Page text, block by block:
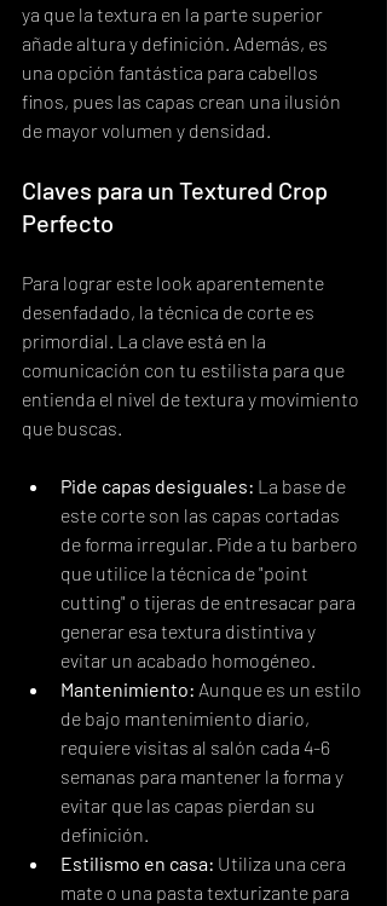
ya que la textura en la parte superior
añade altura y definición. Además, es
una opción fantástica para cabellos
finos, pues las capas crean una ilusión
de mayor volumen y densidad.
Claves para un Textured Crop
Perfecto
Para lograr este look aparentemente
desenfadado, la técnica de corte es
primordial. La clave está en la
comunicación con tu estilista para que
entienda el nivel de textura y movimiento
que buscas.
Pide capas desiguales: La base de
este corte son las capas cortadas
de forma irregular. Pide a tu barbero
que utilice la técnica de "point
cutting" o tijeras de entresacar para
generar esa textura distintiva y
evitar un acabado homogéneo.
Mantenimiento: Aunque es un estilo
de bajo mantenimiento diario,
requiere visitas al salón cada 4-6
semanas para mantener la forma y
evitar que las capas pierdan su
definición.
Estilismo en casa: Utiliza una cera
mate o una pasta texturizante para